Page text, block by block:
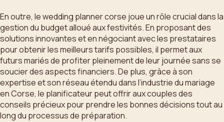
En outre, le wedding planner corse joue un rôle crucial dans la
gestion du budget alloué aux festivités. En proposant des
solutions innovantes et en négociant avec les prestataires
pour obtenir les meilleurs tarifs possibles, il permet aux
futurs mariés de profiter pleinement de leur journée sans se
soucier des aspects financiers. De plus, grâce à son
expertise et son réseau étendu dans l’industrie du mariage
en Corse, le planificateur peut offrir aux couples des
conseils précieux pour prendre les bonnes décisions tout au
long du processus de préparation.